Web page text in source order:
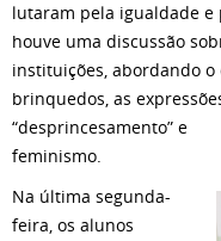
lutaram pela igualdade e
houve uma discussão
instituições, abordando o
brinquedos, as
“desprincesamento” e
Na última segunda-
feira, os alunos